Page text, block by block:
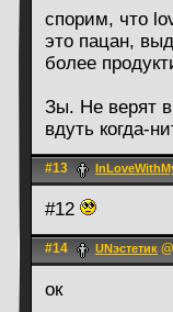
спорим, что
это пацан,
более
Зы. Не верят
вдуть когда-
#13
#12
#14 UNэстетик
ок